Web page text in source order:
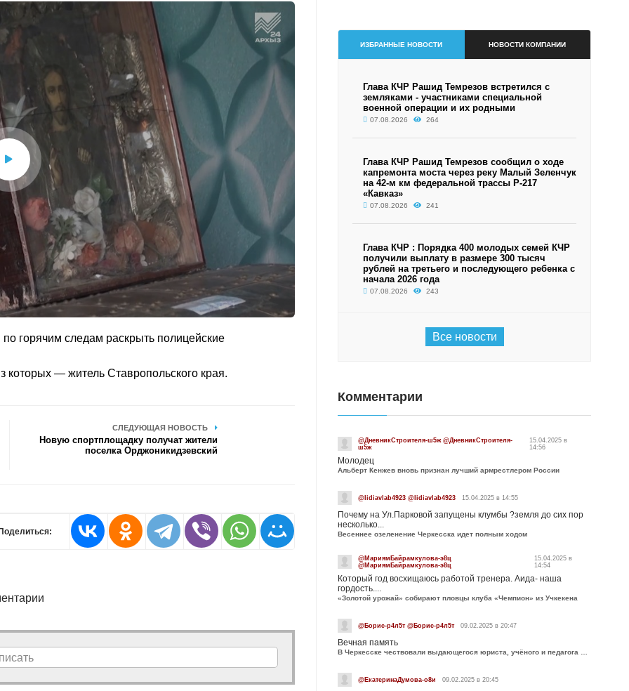
горячим следам раскрыть полицейские
которых — житель Ставропольского края.
СЛЕДУЮЩАЯ НОВОСТЬ
Новую спортплощадку получат жители
поселка Орджоникидзевский
Поделиться:
ИЗБРАННЫЕ НОВОСТИ НОВОСТИ КОМПАНИИ
Глава КЧР Рашид Темрезов встретился с
земляками - участниками специальной
военной операции и их родными
07.08.2026 264
Глава КЧР Рашид Темрезов сообщил о ходе
капремонта моста через реку Малый Зеленчук
на 42-м км федеральной трассы Р-217
«Кавказ»
07.08.2026 241
Глава КЧР : Порядка 400 молодых семей КЧР
получили выплату в размере 300 тысяч
рублей на третьего и последующего ребенка с
начала 2026 года
07.08.2026 243
Все новости
Комментарии
@ДневникСтроителя-ш5ж @ДневникСтроителя-
ш5ж
15.04.2025 в
14:56
Молодец
Альберт Кенжев вновь признан лучший армрестлером России
@lidiavlab4923 @lidiavlab4923 15.04.2025 в 14:55
Почему на Ул.Парковой запущены клумбы ?земля до сих пор
несколько...
Весеннее озеленение Черкесска идет полным ходом
@МариямБайрамкулова-э8ц
@МариямБайрамкулова-э8ц
15.04.2025 в
14:54
Который год восхищаюсь работой тренера. Аида- наша
гордость....
«Золотой урожай» собирают пловцы клуба «Чемпион» из Учкекена
@Борис-р4л5т @Борис-р4л5т 09.02.2025 в 20:47
Вечная память
@ЕкатеринаДумова-о8и 09.02.2025 в 20:45